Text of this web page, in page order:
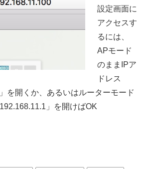
設定画面に
アクセスす
るには、
APモード
のままIPア
ドレス
を開くか、あるいはルーターモード
」を開けばOK